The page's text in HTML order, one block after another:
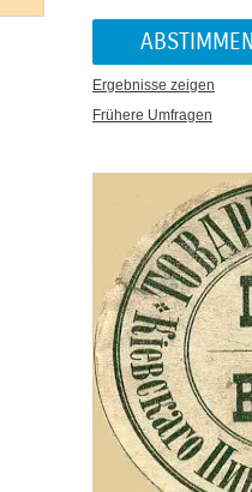
Ergebnisse zeigen
Frühere Umfragen